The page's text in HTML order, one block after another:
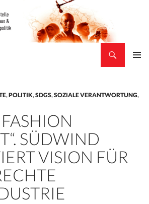
,POLITIK,SDGS,SOZIALE VERANTWORTUNG,
FASHION
SÜDWIND
VISION FÜR